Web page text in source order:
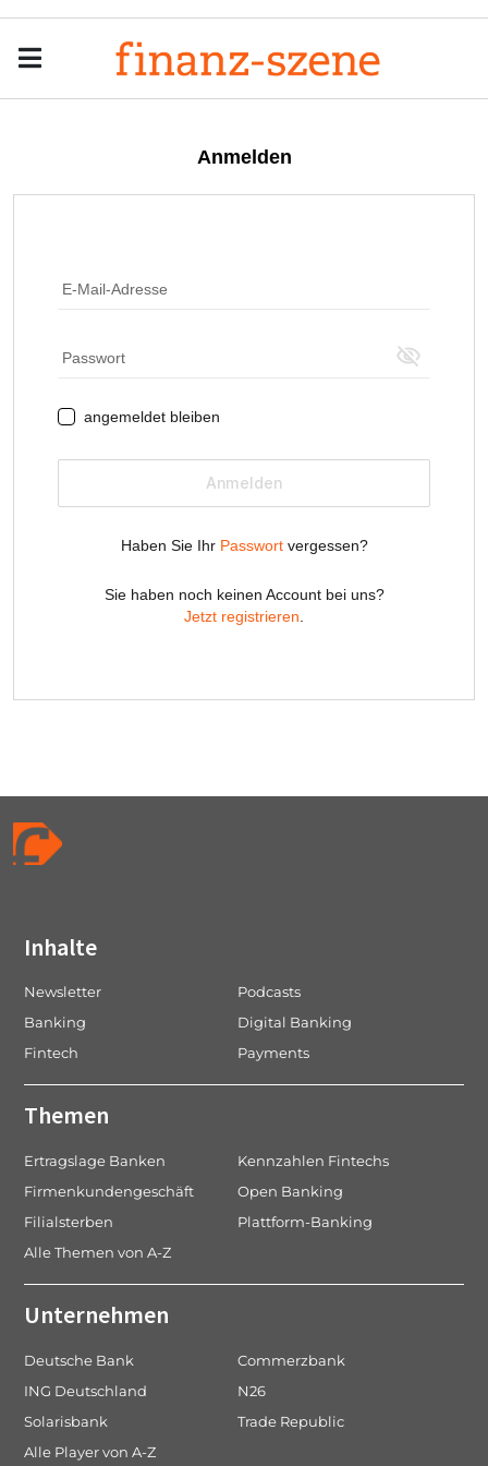
Inhalte
Newsletter
Podcasts
Banking
Digital Banking
Fintech
Payments
Themen
Ertragslage Banken
Kennzahlen Fintechs
Firmenkundengeschäft
Open Banking
Filialsterben
Plattform-Banking
Alle Themen von A-Z
Unternehmen
Deutsche Bank
Commerzbank
ING Deutschland
N26
Solarisbank
Trade Republic
Alle Player von A-Z